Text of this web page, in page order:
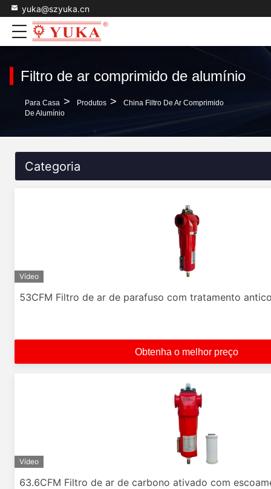
yuka@szyuka.cn
Filtro de ar comprimido de alumínio
Para Casa > Produtos >
China Filtro De Ar Comprimido
De Alumínio
Categoria
Vídeo
53CFM Filtro de ar de parafuso com tratamento
Obtenha o melhor preço
Vídeo
63.6CFM Filtro de ar de carbono ativado com